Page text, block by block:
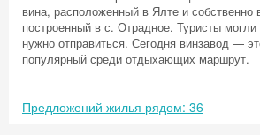
вина, расположенный в Ялте и собственно
построенный в с. Отрадное. Туристы
нужно отправиться. Сегодня винзавод —
популярный среди отдыхающих маршрут.
Предложений жилья рядом: 36